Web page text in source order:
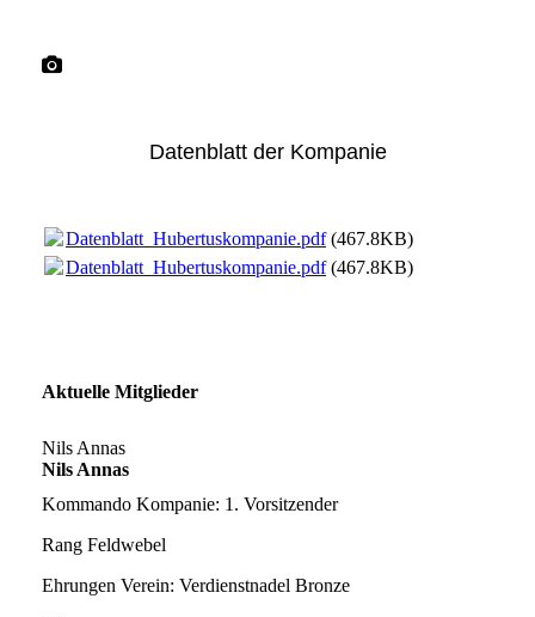
Datenblatt der Kompanie
Datenblatt_Hubertuskompanie.pdf(467.8KB)
Datenblatt_Hubertuskompanie.pdf(467.8KB)
Aktuelle Mitglieder
Nils Annas
Nils Annas
Kommando Kompanie: 1. Vorsitzender
Rang Feldwebel
Ehrungen Verein: Verdienstnadel Bronze